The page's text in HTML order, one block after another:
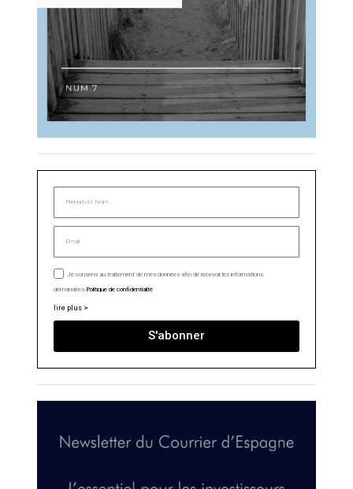
Je consens au traitement de mes données afin de recevoir les informations
demandées. Politique de confidentialité
lire plus >
S'abonner